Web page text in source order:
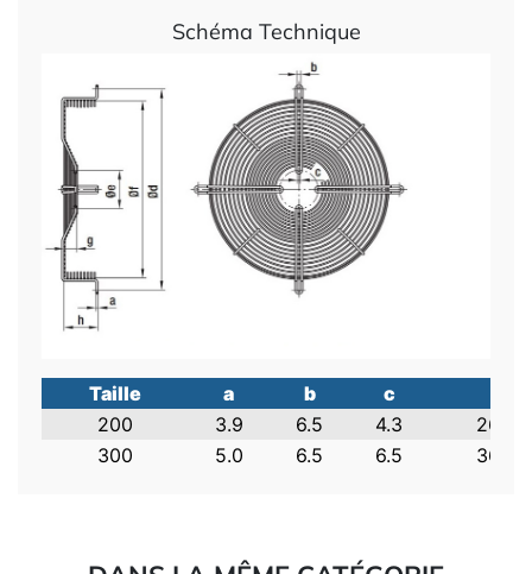
Schéma Technique
Taille a b c
200
3.9 6.5 4.3
260.0
300
5.0 6.5 6.5 360.0